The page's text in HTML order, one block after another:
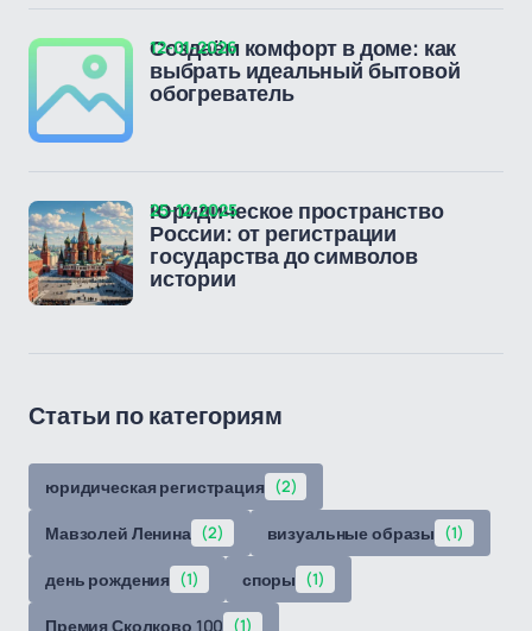
Создаём комфорт в доме: как
выбрать идеальный бытовой
обогреватель
12-01-2026
Юридическое пространство
России: от регистрации
государства до символов
истории
25-12-2025
Статьи по категориям
юридическая регистрация (2)
Мавзолей Ленина (2) визуальные образы (1)
день рождения (1) споры (1)
Премия Сколково 100 (1)